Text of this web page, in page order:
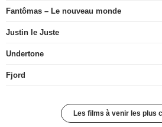
Fantômas – Le nouveau monde
Justin le Juste
Undertone
Fjord
Les films à venir les plus